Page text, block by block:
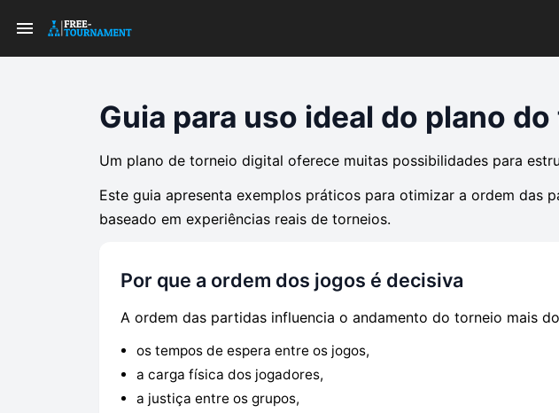
Guia para uso ideal do plano
Um plano de torneio digital oferece muitas possibilidades para
Este guia apresenta exemplos práticos para otimizar a ordem
baseado em experiências reais de torneios.
Por que a ordem dos jogos é decisiva
A ordem das partidas influencia o andamento do torneio mais
os tempos de espera entre os jogos,
a carga física dos jogadores,
a justiça entre os grupos,